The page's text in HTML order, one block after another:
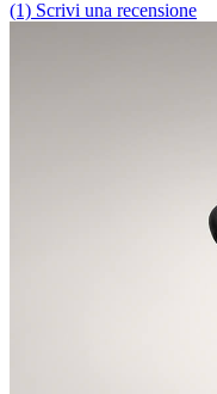
(1) Scrivi una recensione